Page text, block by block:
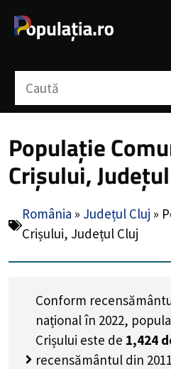
Populație
Crișului,
România » Județul Cluj »
Crișului, Județul Cluj
Conform
național în 2022,
Crișului este de 1,424
recensământul din